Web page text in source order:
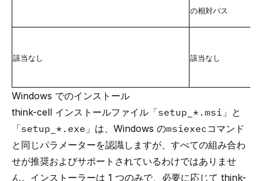
の相対パス
該当なし 該当なし
Windows でのインストール
think-cell インストールファイル「setup_*.msi 」と
「setup_*.exe 」は、Windows のmsiexec コマンド
と同じパラメーターを認識しますが、すべての組み合わ
せが推奨およびサポートされているわけではありませ
ん。インストーラーは 1 つのみで、必要に応じて think-